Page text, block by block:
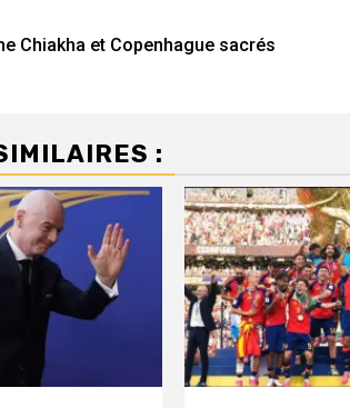
Chiakha et Copenhague sacrés
: